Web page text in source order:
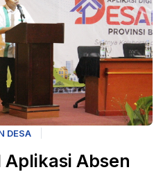
DESA
Absen